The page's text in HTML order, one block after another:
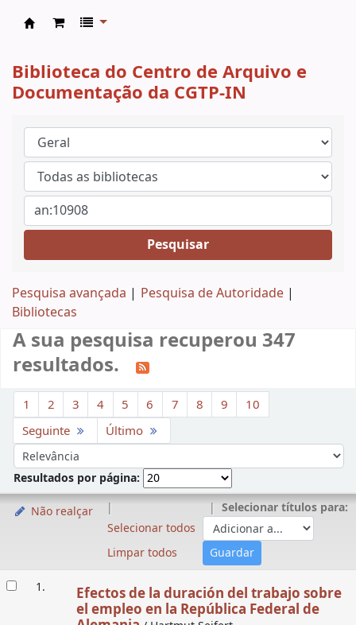
Biblioteca do Centro de Arquivo e
Documentação da CGTP-IN
Pesquisar
Pesquisa avançada
Pesquisa de Autoridade
Bibliotecas
A sua pesquisa recuperou 347
resultados.
1 2 3 4 5 6 7 8 9
10
Seguinte
Último
Ordenar por:
Resultados por página:
Não realçar
Selecionar todos
Limpar todos
Selecionar títulos para:
1.
Efectos de la duración del trabajo sobre
el empleo en la República Federal de